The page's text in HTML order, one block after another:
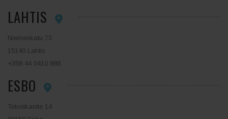
LAHTIS
Niemenkatu 73
15140 Lahtis
+358 44 0410 888
ESBO
Tekniikantie 14